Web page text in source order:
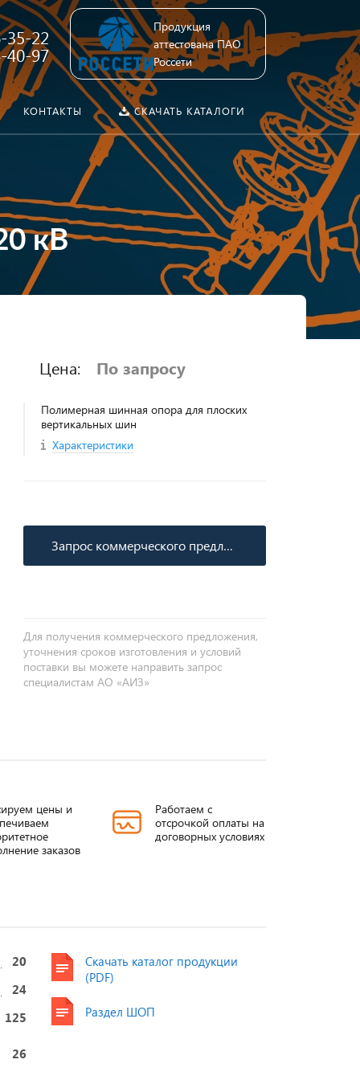
35-22
40-97
Продукция
аттестована ПАО
Россети
КОНТАКТЫ СКАЧАТЬ КАТАЛОГИ
кВ
Проходные
изоляторы
ИППУ
Цена: По запросу
Полимерная шинная опора для плоских
вертикальных шин
Характеристики
Запрос коммерческого предложения
Для получения коммерческого предложения,
уточнения сроков изготовления и условий
поставки вы можете направить запрос
специалистам АО «АИЗ»
цены и
заказов
Работаем с
отсрочкой оплаты на
договорных условиях
20
24
125
26
Скачать каталог продукции
(PDF)
Раздел ШОП